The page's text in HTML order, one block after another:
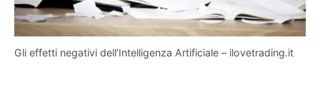
Gli effetti negativi dell’Intelligenza Artificiale – ilovetrading.it